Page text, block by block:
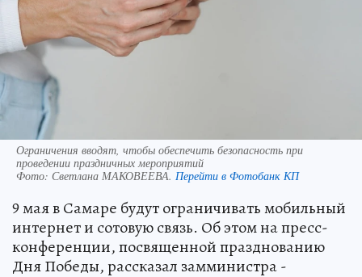
Ограничения вводят, чтобы обеспечить безопасность при
проведении праздничных мероприятий
Фото: Светлана МАКОВЕЕВА. Перейти в Фотобанк КП
9 мая в Самаре будут ограничивать мобильный
интернет и сотовую связь. Об этом на пресс-
конференции, посвященной празднованию
Дня Победы, рассказал замминистра -